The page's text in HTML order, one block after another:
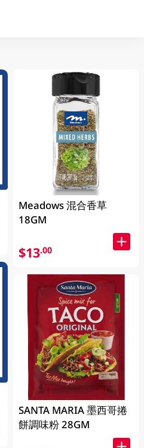
Meadows 混合香草
18GM
$13.00
SANTA MARIA 墨西哥捲
餅調味粉 28GM